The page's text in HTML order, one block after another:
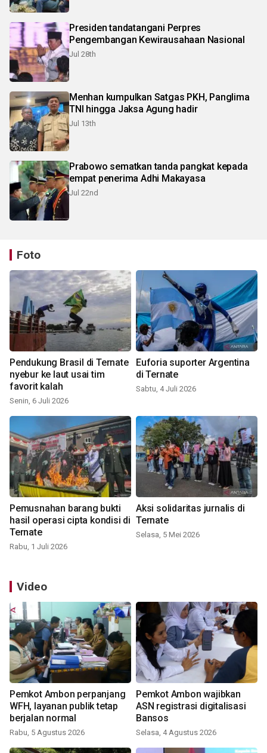
Presiden tandatangani Perpres
Pengembangan Kewirausahaan Nasional
Jul 28th
Menhan kumpulkan Satgas PKH, Panglima
TNI hingga Jaksa Agung hadir
Jul 13th
Prabowo sematkan tanda pangkat kepada
empat penerima Adhi Makayasa
Jul 22nd
Foto
Pendukung Brasil di Ternate
nyebur ke laut usai tim
favorit kalah
Senin, 6 Juli 2026
Euforia suporter Argentina
di Ternate
Sabtu, 4 Juli 2026
Pemusnahan barang bukti
hasil operasi cipta kondisi di
Ternate
Rabu, 1 Juli 2026
Aksi solidaritas jurnalis di
Ternate
Selasa, 5 Mei 2026
Video
Pemkot Ambon perpanjang
WFH, layanan publik tetap
berjalan normal
Rabu, 5 Agustus 2026
Pemkot Ambon wajibkan
ASN registrasi digitalisasi
Bansos
Selasa, 4 Agustus 2026